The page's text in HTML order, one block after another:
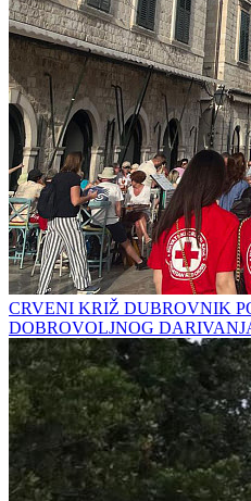
CRVENI KRIŽ DUBROVNIK
DOBROVOLJNOG